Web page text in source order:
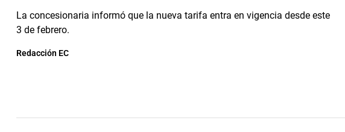
La concesionaria informó que la nueva tarifa entra en vigencia desde este
3 de febrero.
Redacción EC